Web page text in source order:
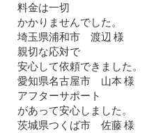
料金は一切
かかりませんでした。
埼玉県浦和市 渡辺 様
親切な応対で
安心して依頼できました。
愛知県名古屋市 山本 様
アフターサポート
があって安心しました。
茨城県つくば市 佐藤 様